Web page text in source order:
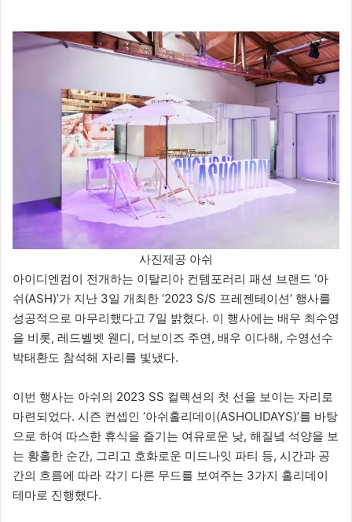
사진제공 아쉬
아이디엔컴이 전개하는 이탈리아 컨템포러리 패션 브랜드 ‘아
쉬(ASH)’가 지난 3일 개최한 ‘2023 S/S 프레젠테이션’ 행사를
성공적으로 마무리했다고 7일 밝혔다. 이 행사에는 배우 최수영
을 비롯, 레드벨벳 웬디, 더보이즈 주연, 배우 이다해, 수영선수
박태환도 참석해 자리를 빛냈다.
이번 행사는 아쉬의 2023 SS 컬렉션의 첫 선을 보이는 자리로
마련되었다. 시즌 컨셉인 ‘아쉬홀리데이(ASHOLIDAYS)’를 바탕
으로 하여 따스한 휴식을 즐기는 여유로운 낮, 해질녘 석양을 보
는 황홀한 순간, 그리고 호화로운 미드나잇 파티 등, 시간과 공
간의 흐름에 따라 각기 다른 무드를 보여주는 3가지 홀리데이
테마로 진행했다.